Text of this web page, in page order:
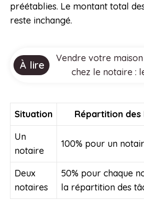
préétablies. Le montant total
reste inchangé.
À lire
Vendre votre
chez le notaire :
Situation
Répartition des
Un
notaire
100% pour un
Deux
notaires
50% pour chaque
la répartition des